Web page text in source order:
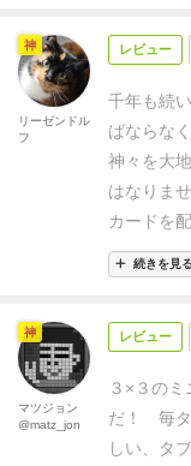
る。この
置くか？
タグ のビ
えてくれ
この恩恵
動する。
ちに行っ
ていく❕２
るマスは
の順番が
合うよう
て貰える
にしたり
イルには
外側を移
デザイナ
ちょっと
まいので
た、3ラウ
アイコン
ちゃくち
システム
ルを捨て
いうこと
毎回必ず
レビュー
千年も続
ばならな
神々を大
はなりませ
カードを
神々の助
ちらが共
いな役目
乗せられ
みにある
とは残し
続きを見る
神
リーゼンドル
フ
レビュー
３×３の
だ！ 毎タ
しい、タ
神
マツジョン
@matz_jon